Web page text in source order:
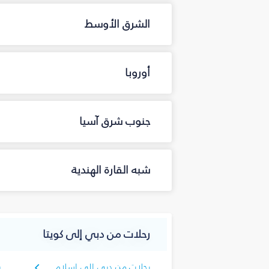
الشرق الأوسط
أوروبا
جنوب شرق آسيا
شبه القارة الهندية
رحلات من دبي إلى كويتا